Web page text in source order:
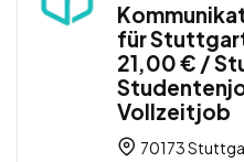
für
21,00 € /
Vollzeitjob
70173